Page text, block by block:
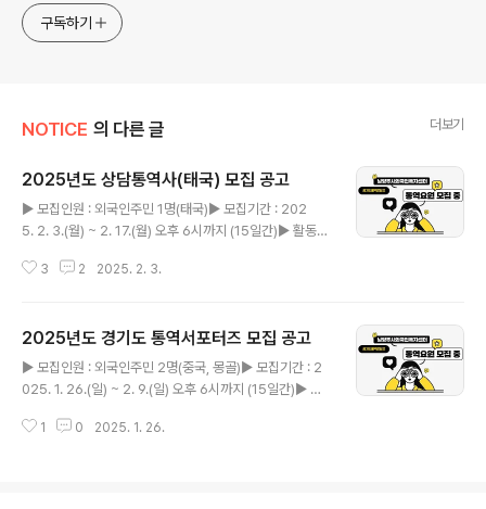
구독하기
NOTICE 의 다른 글 더보기
2025년도 상담통역사(태국) 모집 공고
▶ 모집인원 : 외국인주민 1명(태국)▶ 모집기간 : 202
5. 2. 3.(월) ~ 2. 17.(월) 오후 6시까지 (15일간)▶ 활동기
2) 를 모두 충족해야 함1) 합법적인 한국 체류기간 2년 이
험 4급 또는 법무부 사회통합프로그램 4단계 이수자② 한
국어능력시험 3급(사회통합프로그램 3단계) 보유자이거
나 외국인주민 관련 기관 경력이 2년 이상인 자③ 그밖
스가 충분히 가능하다고 인정이 되는 자- 국내활동이력(경
3 2 2025. 2. 3.
2025년도 경기도 통역서포터즈 모집 공고
▶ 모집인원 : 외국인주민 2명(중국, 몽골)▶ 모집기간 : 2
025. 1. 26.(일) ~ 2. 9.(일) 오후 6시까지 (15일간)▶ 활
2) 를 모두 충족해야 함1) 합법적인 한국 체류기간 2년 이
1 0 2025. 1. 26.